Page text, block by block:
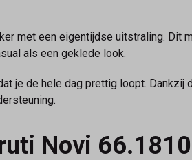
met een eigentijdse uitstraling. Dit
als een geklede look.
je de hele dag prettig loopt. Dankzij
Novi